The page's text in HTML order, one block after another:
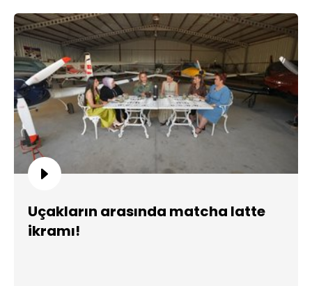
Uçakların arasında matcha latte
ikramı!